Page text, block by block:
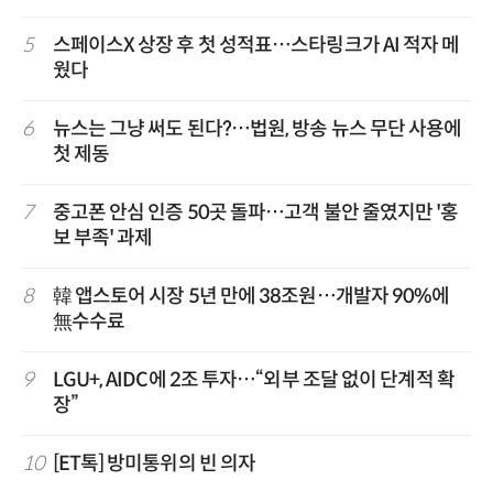
5
스페이스X 상장 후 첫 성적표…스타링크가 AI 적자 메
웠다
6
뉴스는 그냥 써도 된다?…법원, 방송 뉴스 무단 사용에
첫 제동
7
중고폰 안심 인증 50곳 돌파…고객 불안 줄였지만 '홍
보 부족' 과제
8
韓 앱스토어 시장 5년 만에 38조원…개발자 90%에
無수수료
9
LGU+, AIDC에 2조 투자…“외부 조달 없이 단계적 확
장”
10 [ET톡] 방미통위의 빈 의자